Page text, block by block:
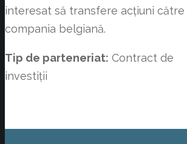
interesat să transfere acțiuni către
compania belgiană.
Tip de parteneriat: Contract de
investiții